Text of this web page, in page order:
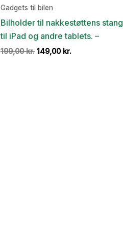
Gadgets til bilen
Bilholder til nakkestøttens stang
til iPad og andre tablets. –
199,00kr. Den
149,00 kr.